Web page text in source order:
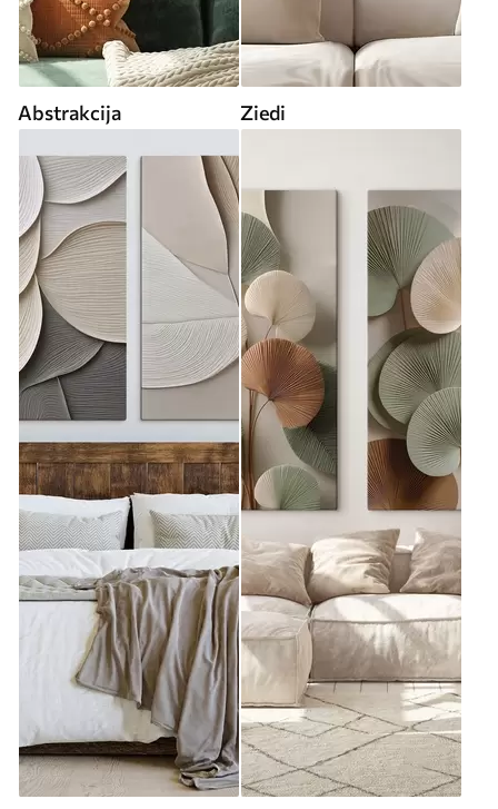
Abstrakcija Ziedi